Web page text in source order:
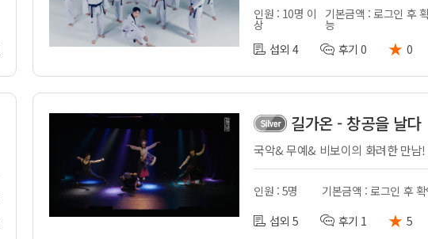
인원 : 10명 이
상
기본금액 : 로그인 후
능
섭외 4
후기 0 ★ 0
길가온 - 창공을 날다
국악& 무예& 비보이의 화려한 만남!
인원 : 5명
기본금액 : 로그인 후
섭외 5
후기 1 ★ 5